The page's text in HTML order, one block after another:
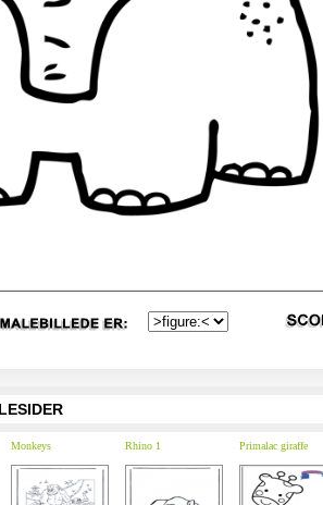
Monkeys Rhino 1 Primalac giraffe